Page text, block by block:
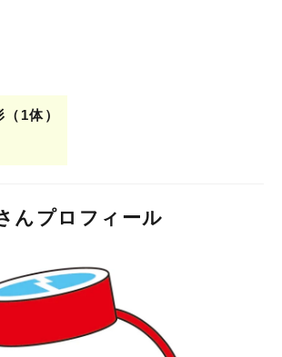
1体）
んプロフィール